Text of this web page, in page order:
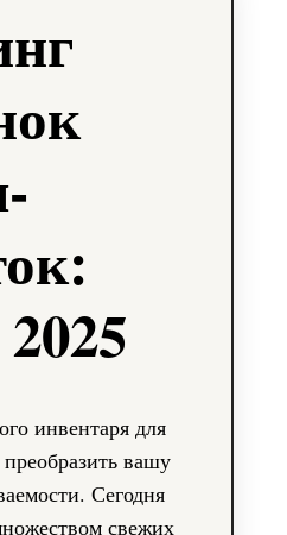
инвентаря для
вашу
Сегодня
свежих